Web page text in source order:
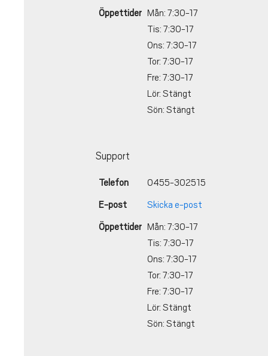
Öppettider Mån: 7:30-17
Tis: 7:30-17
Ons: 7:30-17
Tor: 7:30-17
Fre: 7:30-17
Lör: Stängt
Sön: Stängt
Support
Telefon 0455-302515
E-post Skicka e-post
Öppettider Mån: 7:30-17
Tis: 7:30-17
Ons: 7:30-17
Tor: 7:30-17
Fre: 7:30-17
Lör: Stängt
Sön: Stängt